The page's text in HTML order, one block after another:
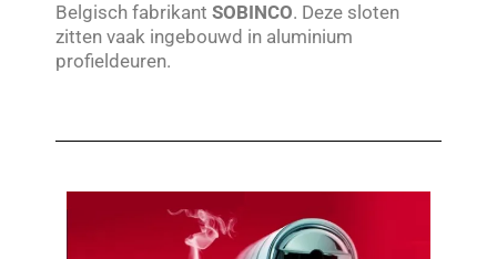
Belgisch fabrikant SOBINCO. Deze sloten
zitten vaak ingebouwd in aluminium
profieldeuren.